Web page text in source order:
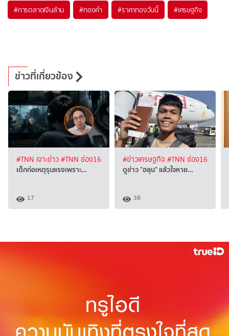
#การตลาดเงินล้าน #ทองคำ #ราคาทองวันนี้ #เศรษฐกิจ
ข่าวที่เกี่ยวข้อง
#TNN เจาะข่าว#TNN ช่อง16
เด็กก่อเหตุรุนแรงเพราะ…
17
#ข่าวเศรษฐกิจ #TNN ช่อง16
ดูข่าว "ฮลุน" แล้วใจหาย…
38